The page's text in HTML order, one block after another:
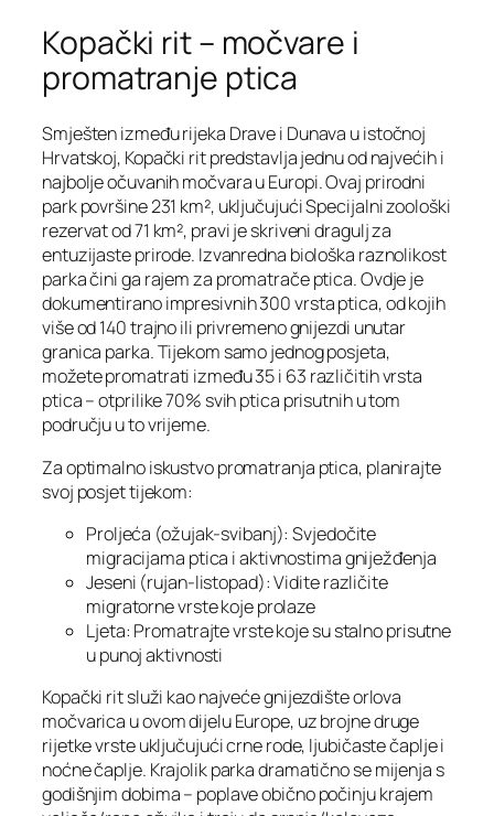
Kopački rit – močvare i
promatranje ptica
Smješten između rijeka Drave i Dunava u istočnoj
Hrvatskoj, Kopački rit predstavlja jednu od najvećih i
najbolje očuvanih močvara u Europi. Ovaj prirodni
park površine 231 km², uključujući Specijalni zoološki
rezervat od 71 km², pravi je skriveni dragulj za
entuzijaste prirode. Izvanredna biološka raznolikost
parka čini ga rajem za promatrače ptica. Ovdje je
dokumentirano impresivnih 300 vrsta ptica, od kojih
više od 140 trajno ili privremeno gnijezdi unutar
granica parka. Tijekom samo jednog posjeta,
možete promatrati između 35 i 63 različitih vrsta
ptica – otprilike 70% svih ptica prisutnih u tom
području u to vrijeme.
Za optimalno iskustvo promatranja ptica, planirajte
svoj posjet tijekom:
Proljeća (ožujak-svibanj): Svjedočite
migracijama ptica i aktivnostima gniježđenja
Jeseni (rujan-listopad): Vidite različite
migratorne vrste koje prolaze
Ljeta: Promatrajte vrste koje su stalno prisutne
u punoj aktivnosti
Kopački rit služi kao najveće gnijezdište orlova
močvarica u ovom dijelu Europe, uz brojne druge
rijetke vrste uključujući crne rode, ljubičaste čaplje i
noćne čaplje. Krajolik parka dramatično se mijenja s
godišnjim dobima – poplave obično počinju krajem